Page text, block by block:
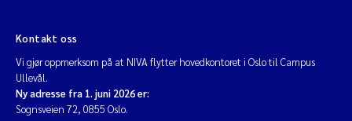
Kontakt oss
Vi gjør oppmerksom på at NIVA flytter hovedkontoret i Oslo til Campus
Ullevål.
Ny adresse fra 1. juni 2026 er:
Sognsveien 72, 0855 Oslo.